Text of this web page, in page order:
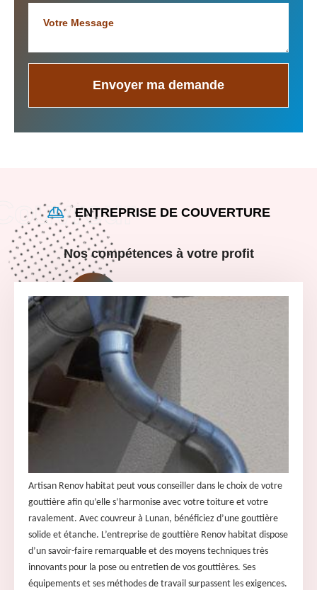
ENTREPRISE DE COUVERTURE
Nos compétences à votre profit
Artisan Renov habitat peut vous conseiller dans le choix de votre
gouttière afin qu’elle s’harmonise avec votre toiture et votre
ravalement. Avec couvreur à Lunan, bénéficiez d’une gouttière
solide et étanche. L’entreprise de gouttière Renov habitat dispose
d’un savoir-faire remarquable et des moyens techniques très
innovants pour la pose ou entretien de vos gouttières. Ses
équipements et ses méthodes de travail surpassent les exigences.